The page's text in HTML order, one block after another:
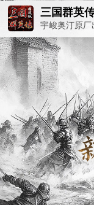
三国群英
宇峻奥汀原厂